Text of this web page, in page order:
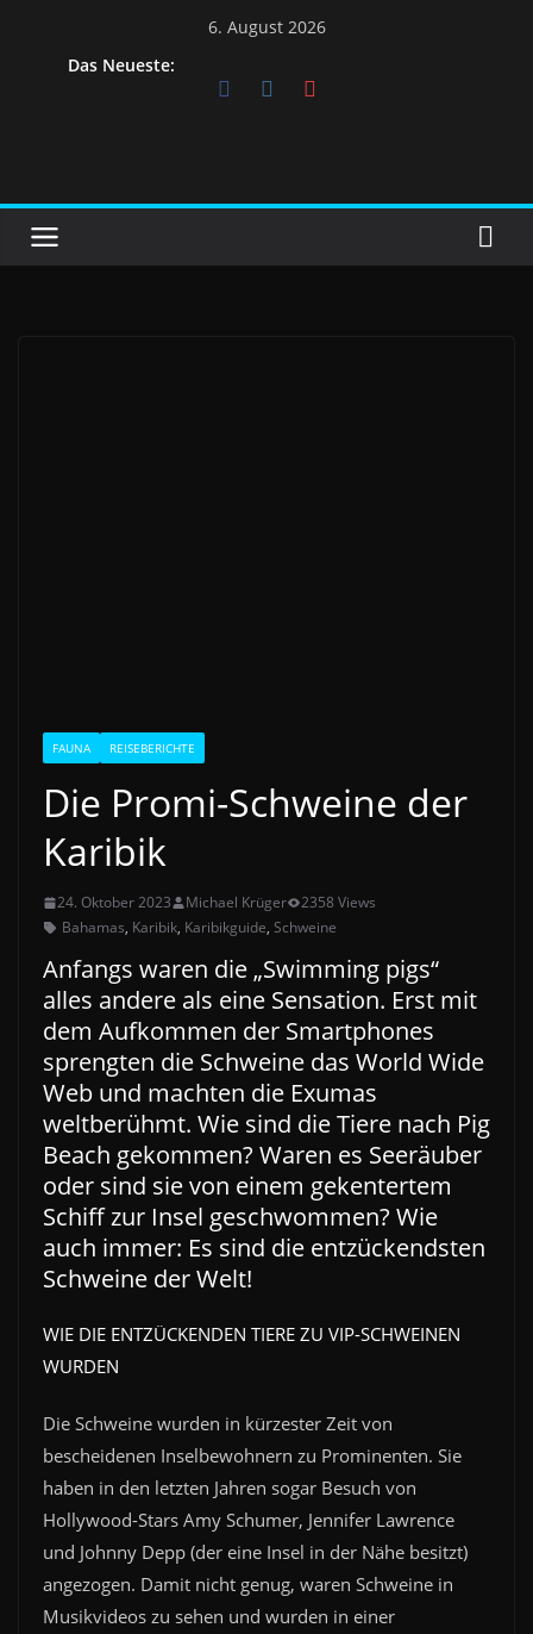
6. August 2026
Das Neueste:
FAUNA REISEBERICHTE
Die Promi-Schweine der
Karibik
24. Oktober 2023 Michael Krüger
2358 Views
Bahamas, Karibik, Karibikguide, Schweine
Anfangs waren die „Swimming pigs“
alles andere als eine Sensation. Erst mit
dem Aufkommen der Smartphones
sprengten die Schweine das World Wide
Web und machten die Exumas
weltberühmt. Wie sind die Tiere nach Pig
Beach gekommen? Waren es Seeräuber
oder sind sie von einem gekentertem
Schiff zur Insel geschwommen? Wie
auch immer: Es sind die entzückendsten
Schweine der Welt!
WIE DIE ENTZÜCKENDEN TIERE ZU VIP-SCHWEINEN
WURDEN
Die Schweine wurden in kürzester Zeit von
bescheidenen Inselbewohnern zu Prominenten. Sie
haben in den letzten Jahren sogar Besuch von
Hollywood-Stars Amy Schumer, Jennifer Lawrence
und Johnny Depp (der eine Insel in der Nähe besitzt)
angezogen. Damit nicht genug, waren Schweine in
Musikvideos zu sehen und wurden in einer